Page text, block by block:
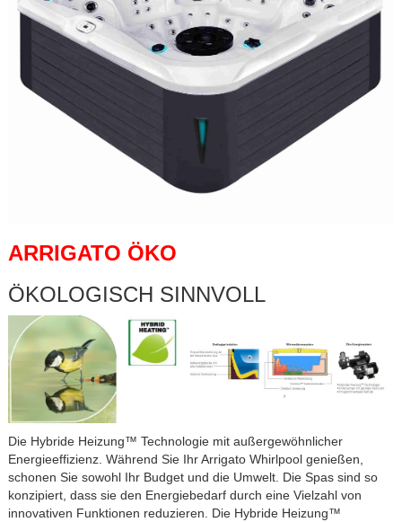
ARRIGATO ÖKO
ÖKOLOGISCH SINNVOLL
Die Hybride Heizung™ Technologie mit außergewöhnlicher
Energieeffizienz. Während Sie Ihr Arrigato Whirlpool genießen,
schonen Sie sowohl Ihr Budget und die Umwelt. Die Spas sind so
konzipiert, dass sie den Energiebedarf durch eine Vielzahl von
innovativen Funktionen reduzieren. Die Hybride Heizung™